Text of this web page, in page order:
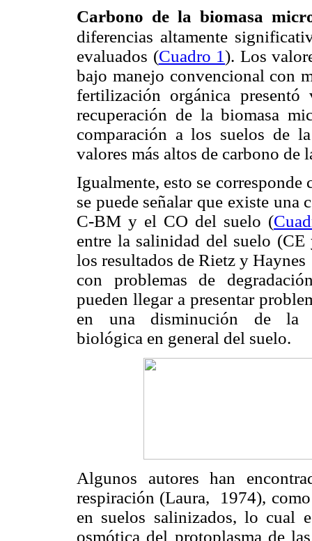
Carbono de la biomasa
diferencias altamente
evaluados (Cuadro 1). Los
bajo manejo convencional con
fertilización orgánica
recuperación de la biomasa
comparación a los suelos de
valores más altos de carbono de
Igualmente, esto se
se puede señalar que existe
C-BM y el CO del suelo (
entre la salinidad del suelo
los resultados de Rietz y
con problemas de
pueden llegar a presentar
en una disminución de la
biológica en general del suelo.
Algunos autores han
respiración (Laura, 1974),
en suelos salinizados, lo cual
osmótica del protoplasma de